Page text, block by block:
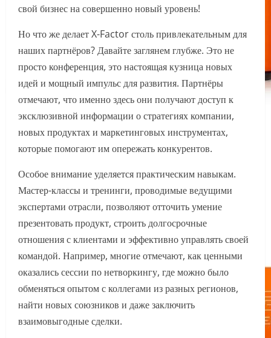
свой бизнес на совершенно новый уровень!
Но что же делает X-Factor столь привлекательным для
наших партнёров? Давайте заглянем глубже. Это не
просто конференция, это настоящая кузница новых
идей и мощный импульс для развития. Партнёры
отмечают, что именно здесь они получают доступ к
эксклюзивной информации о стратегиях компании,
новых продуктах и маркетинговых инструментах,
которые помогают им опережать конкурентов.
Особое внимание уделяется практическим навыкам.
Мастер-классы и тренинги, проводимые ведущими
экспертами отрасли, позволяют отточить умение
презентовать продукт, строить долгосрочные
отношения с клиентами и эффективно управлять своей
командой. Например, многие отмечают, как ценными
оказались сессии по нетворкингу, где можно было
обменяться опытом с коллегами из разных регионов,
найти новых союзников и даже заключить
взаимовыгодные сделки.